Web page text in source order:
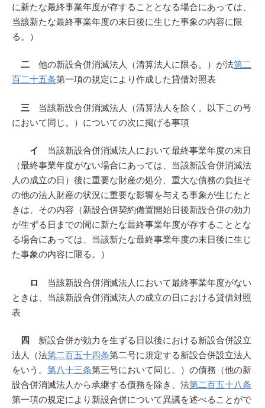
に新たな最終事業年度が存することとなる場合にあっては、
当該新たな最終事業年度の末日後に生じた事象の内容に限
る。）
二 他の新設合併消滅法人（清算法人に限る。）が法第二
百二十五条第一項の規定により作成した貸借対照表
三 当該新設合併消滅法人（清算法人を除く。以下この号
において同じ。）についての次に掲げる事項
イ
当該新設合併消滅法人において最終事業年度の末日
（最終事業年度がない場合にあっては、当該新設合併消滅法
人の成立の日）後に重要な財産の処分、重大な債務の負担そ
の他の法人財産の状況に重要な影響を与える事象が生じたと
きは、その内容（新設合併契約備置開始日後新設合併の効力
が生ずる日までの間に新たな最終事業年度が存することとな
る場合にあっては、当該新たな最終事業年度の末日後に生じ
た事象の内容に限る。）
ロ
当該新設合併消滅法人において最終事業年度がない
ときは、当該新設合併消滅法人の成立の日における貸借対照
表
四 新設合併が効力を生ずる日以後における新設合併設立
法人（法第二百五十四条第二号に規定する新設合併設立法人
をいう。 第八十三条第三号において同じ。）の債務（他の新
設合併消滅法人から承継する債務を除き、法第二百五十八条
第一項の規定により新設合併について異議を述べることがで